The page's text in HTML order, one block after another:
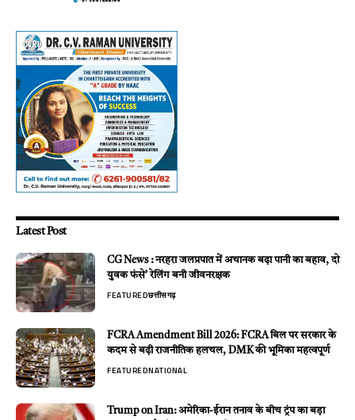
Latest Post
CG News : नरहरा जलप्रपात में अचानक बढ़ा पानी का बहाव, दो
युवक फंसे’ रेलिंग बनी जीवनरक्षक
FEATUREDछत्तीसगढ़
FCRA Amendment Bill 2026: FCRA बिल पर सरकार के
कदम से बढ़ी राजनीतिक हलचल, DMK की भूमिका महत्वपूर्ण
FEATUREDNATIONAL
Trump on Iran: अमेरिका-ईरान तनाव के बीच ट्रंप का बड़ा